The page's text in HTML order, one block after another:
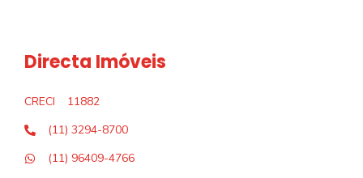
Directa Imóveis
CRECI
11882
(11) 3294-8700
(11) 96409-4766